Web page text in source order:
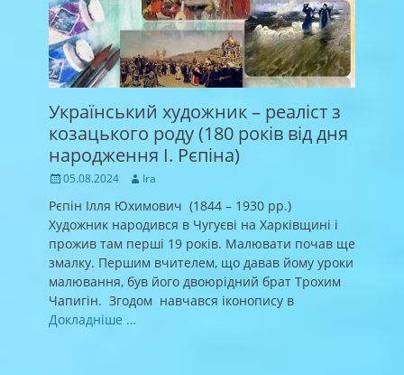
Український художник – реаліст з
козацького роду (180 років від дня
народження І. Рєпіна)
Posted
05.08.2024 Author
Ira
Рєпін Ілля Юхимович (1844 – 1930 рр.)
Художник народився в Чугуєві на Харківщині і
прожив там перші 19 років. Малювати почав ще
змалку. Першим вчителем, що давав йому уроки
малювання, був його двоюрідний брат Трохим
Чапигін. Згодом навчався іконопису в
Докладніше …